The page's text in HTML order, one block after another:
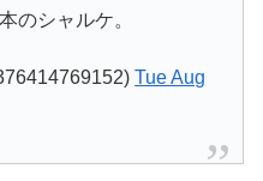
のシャルケ。
Tue Aug